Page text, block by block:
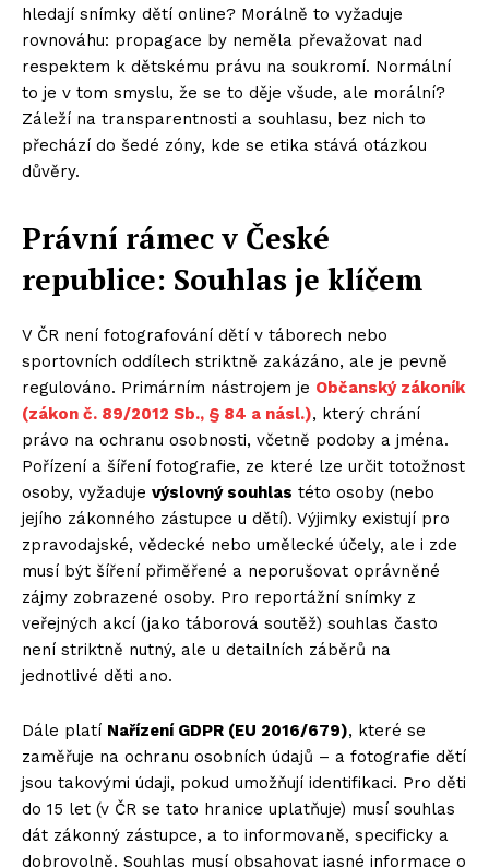
hledají snímky dětí online? Morálně to vyžaduje
rovnováhu: propagace by neměla převažovat nad
respektem k dětskému právu na soukromí. Normální
to je v tom smyslu, že se to děje všude, ale morální?
Záleží na transparentnosti a souhlasu, bez nich to
přechází do šedé zóny, kde se etika stává otázkou
důvěry.
Právní rámec v České
republice: Souhlas je klíčem
V ČR není fotografování dětí v táborech nebo
sportovních oddílech striktně zakázáno, ale je pevně
regulováno. Primárním nástrojem je Občanský zákoník
(zákon č. 89/2012 Sb., § 84 a násl.), který chrání
právo na ochranu osobnosti, včetně podoby a jména.
Pořízení a šíření fotografie, ze které lze určit totožnost
osoby, vyžaduje výslovný souhlas této osoby (nebo
jejího zákonného zástupce u dětí). Výjimky existují pro
zpravodajské, vědecké nebo umělecké účely, ale i zde
musí být šíření přiměřené a neporušovat oprávněné
zájmy zobrazené osoby. Pro reportážní snímky z
veřejných akcí (jako táborová soutěž) souhlas často
není striktně nutný, ale u detailních záběrů na
jednotlivé děti ano.
Dále platí Nařízení GDPR (EU 2016/679), které se
zaměřuje na ochranu osobních údajů – a fotografie dětí
jsou takovými údaji, pokud umožňují identifikaci. Pro děti
do 15 let (v ČR se tato hranice uplatňuje) musí souhlas
dát zákonný zástupce, a to informovaně, specificky a
dobrovolně. Souhlas musí obsahovat jasné informace o